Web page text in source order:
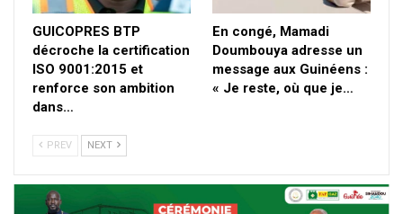
GUICOPRES BTP
décroche la certification
ISO 9001:2015 et
renforce son ambition
dans…
En congé, Mamadi
Doumbouya adresse un
message aux Guinéens :
« Je reste, où que je…
PREV NEXT